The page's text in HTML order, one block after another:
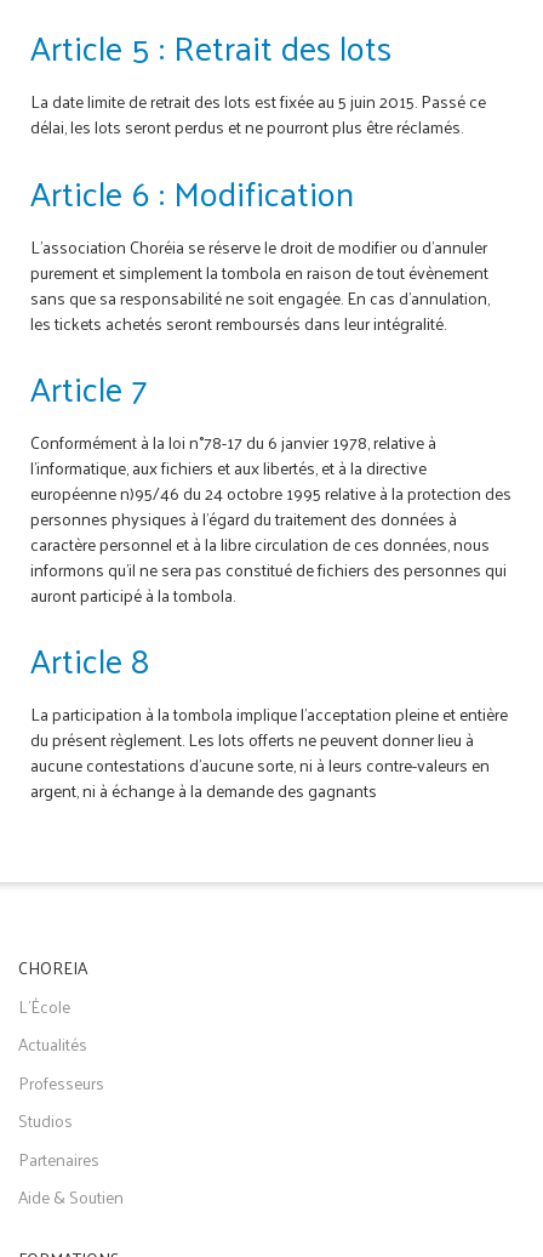
Article 5 : Retrait des lots
La date limite de retrait des lots est fixée au 5 juin 2015. Passé ce
délai, les lots seront perdus et ne pourront plus être réclamés.
Article 6 : Modification
L’association Choréia se réserve le droit de modifier ou d’annuler
purement et simplement la tombola en raison de tout évènement
sans que sa responsabilité ne soit engagée. En cas d’annulation,
les tickets achetés seront remboursés dans leur intégralité.
Article 7
Conformément à la loi n°78-17 du 6 janvier 1978, relative à
l’informatique, aux fichiers et aux libertés, et à la directive
européenne n)95/46 du 24 octobre 1995 relative à la protection des
personnes physiques à l’égard du traitement des données à
caractère personnel et à la libre circulation de ces données, nous
informons qu’il ne sera pas constitué de fichiers des personnes qui
auront participé à la tombola.
Article 8
La participation à la tombola implique l’acceptation pleine et entière
du présent règlement. Les lots offerts ne peuvent donner lieu à
aucune contestations d’aucune sorte, ni à leurs contre-valeurs en
argent, ni à échange à la demande des gagnants
CHOREIA
L'École
Actualités
Professeurs
Studios
Partenaires
Aide & Soutien